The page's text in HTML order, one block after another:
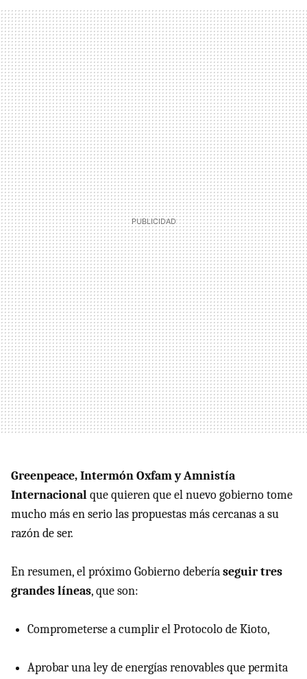
Greenpeace, Intermón Oxfam y Amnistía
Internacionalque quieren que el nuevo gobierno tome
mucho más en serio las propuestas más cercanas a su
razón de ser.
En resumen, el próximo Gobierno deberíaseguir tres
grandes líneas, que son:
Comprometerse a cumplir el Protocolo de Kioto,
Aprobar una ley de energías renovables que permita